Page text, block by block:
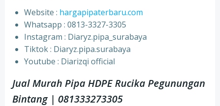
Website : hargapipaterbaru.com
Whatsapp : 0813-3327-3305
⁠Instagram : Diaryz.pipa_surabaya
⁠Tiktok : Diaryz.pipa.surabaya
⁠Youtube : Diarizqi official
Jual Murah Pipa HDPE Rucika Pegunungan
Bintang | 081333273305